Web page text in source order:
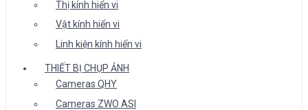
Thị kính hiển vi
Vật kính hiển vi
Linh kiện kính hiển vi
THIẾT BỊ CHỤP ẢNH
Cameras QHY
Cameras ZWO ASI